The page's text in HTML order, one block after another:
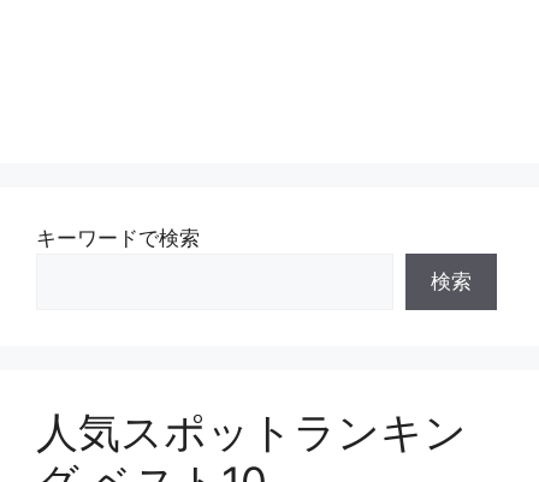
キーワードで検索
検索
人気スポットランキン